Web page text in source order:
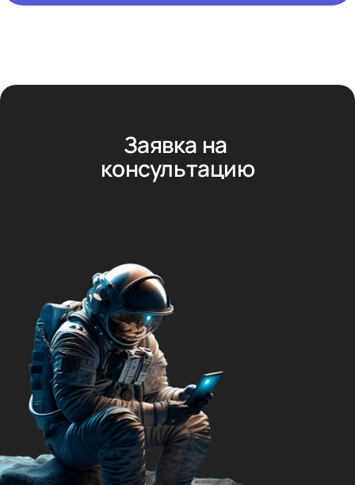
Заявка на
консультацию